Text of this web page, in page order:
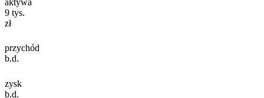
9 tys.
zł
przychód
b.d.
zysk
b.d.